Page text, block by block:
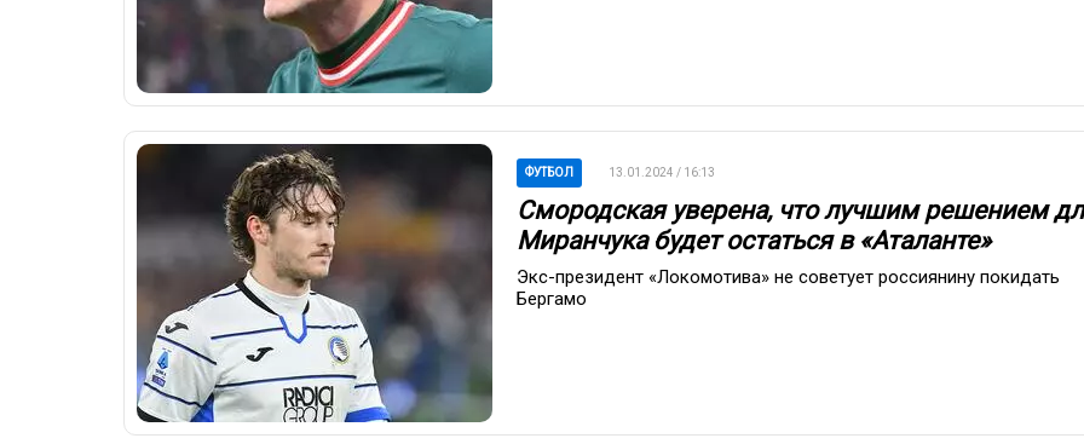
ФУТБОЛ 13.01.2024 / 16:13
Смородская уверена, что лучшим решением
Миранчука будет остаться в «Аталанте»
Экс-президент «Локомотива» не советует россиянину покидать
Бергамо